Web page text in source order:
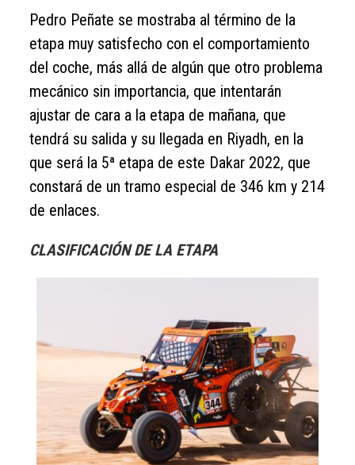
Pedro Peñate se mostraba al término de la
etapa muy satisfecho con el comportamiento
del coche, más allá de algún que otro problema
mecánico sin importancia, que intentarán
ajustar de cara a la etapa de mañana, que
tendrá su salida y su llegada en Riyadh, en la
que será la 5ª etapa de este Dakar 2022, que
constará de un tramo especial de 346 km y 214
de enlaces.
CLASIFICACIÓN DE LA ETAPA